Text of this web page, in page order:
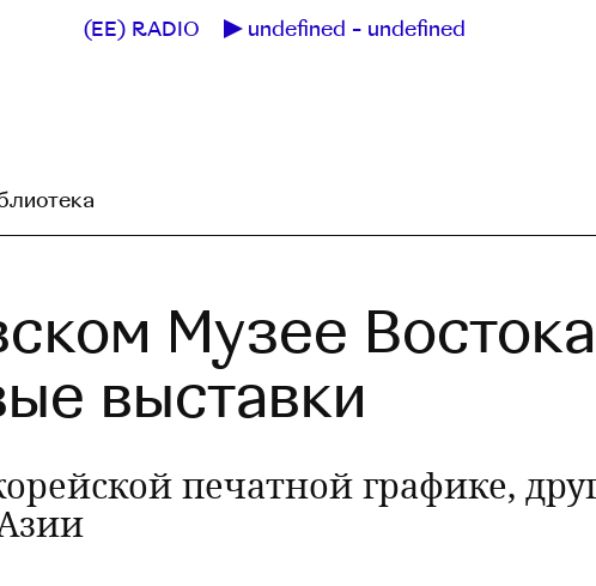
(EE) RADIO undefined - undefined
Музее Востока
выставки
печатной графике,